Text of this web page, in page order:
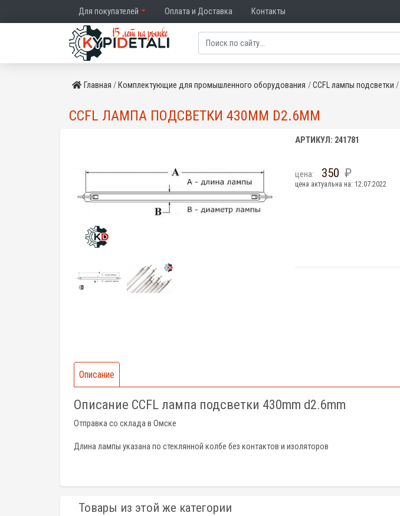
Для покупателей Оплата и Доставка Контакты
Главная Комплектующие для промышленного оборудования CCFL лампы подсветки
CCFL ЛАМПА ПОДСВЕТКИ 430MM D2.6MM
АРТИКУЛ: 241781
цена: 350
цена актуальна на: 12.07.2022
Описание
Описание CCFL лампа подсветки 430mm d2.6mm
Отправка со склада в Омске
Длина лампы указана по стеклянной колбе без контактов и изоляторов
Товары из этой же категории